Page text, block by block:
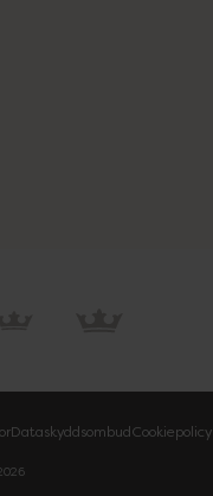
DataskyddsombudCookiepolicy